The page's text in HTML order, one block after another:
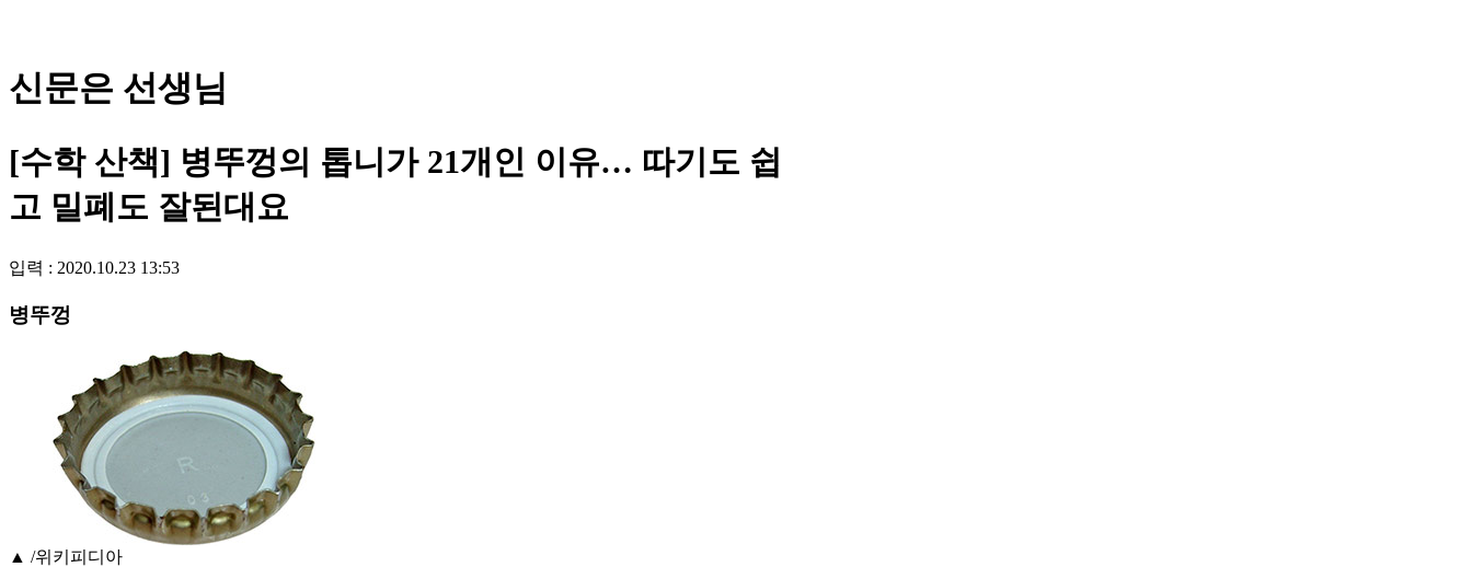
신문은 선생님
[수학 산책] 병뚜껑의 톱니가 21개인 이유… 따기도 쉽
고 밀폐도 잘된대요
입력 : 2020.10.23 13:53
병뚜껑
▲ /위키피디아